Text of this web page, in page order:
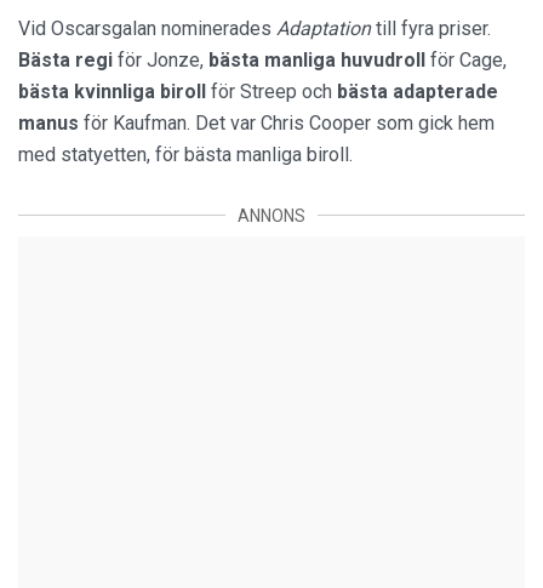
Vid Oscarsgalan nominerades Adaptationtill fyra priser.
Bästa regi för Jonze, bästa manliga huvudroll för Cage,
bästa kvinnliga biroll för Streep och bästa adapterade
manus för Kaufman. Det var Chris Cooper som gick hem
med statyetten, för bästa manliga biroll.
ANNONS